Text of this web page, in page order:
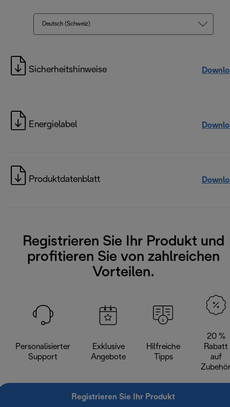
Deutsch (Schweiz)
Sicherheitshinweise
Energielabel
Produktdatenblatt
Registrieren Sie Ihr Produkt und
profitieren Sie von zahlreichen
Vorteilen.
Personalisierter
Support
Exklusive
Angebote
Hilfreiche
Tipps
20 %
Rabatt
auf
Registrieren Sie Ihr Produkt